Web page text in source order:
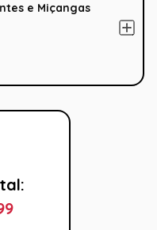
e Miçangas